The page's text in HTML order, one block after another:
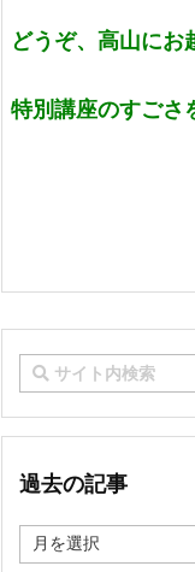
どうぞ、高山にお
特別講座のすごさ
過去の記事
去